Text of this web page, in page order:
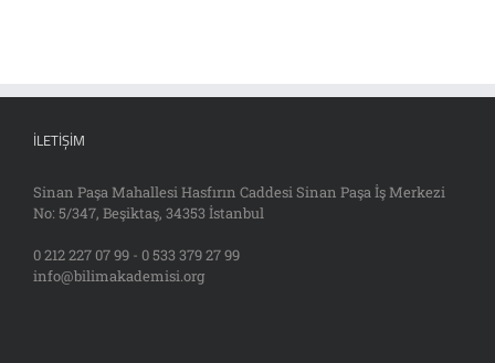
İLETIŞIM
Sinan Paşa Mahallesi Hasfırın Caddesi Sinan Paşa İş Merkezi
No: 5/347, Beşiktaş, 34353 İstanbul
0 212 227 07 99 - 0 533 379 27 99
info@bilimakademisi.org